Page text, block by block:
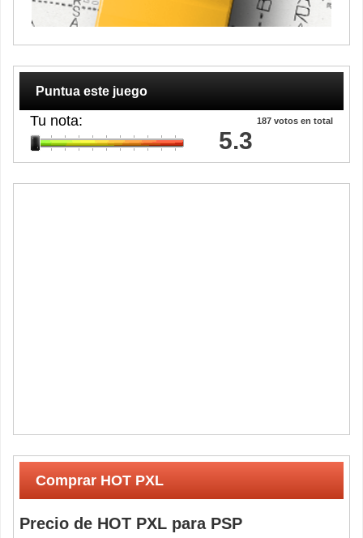
Puntua este juego
187 votos en total
Tu nota:
5.3
Comprar HOT PXL
Precio de HOT PXL para PSP